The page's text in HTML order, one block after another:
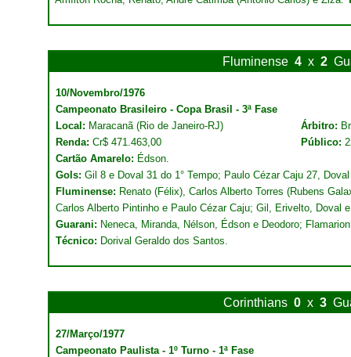
Fluminense 4 x 2
10/Novembro/1976
Campeonato Brasileiro - Copa Brasil - 3ª Fase
Local: Maracanã (Rio de Janeiro-RJ) Árbitro:
Renda: Cr$ 471.463,00 Público:
Cartão Amarelo: Édson.
Gols: Gil 8 e Doval 31 do 1° Tempo; Paulo Cézar Caju 27,
Fluminense: Renato (Félix), Carlos Alberto Torres (Rubens
Carlos Alberto Pintinho e Paulo Cézar Caju; Gil, Erivelto, Doval
Guarani: Neneca, Miranda, Nélson, Édson e Deodoro;
Técnico: Dorival Geraldo dos Santos.
Corinthians 0 x 3
27/Março/1977
Campeonato Paulista - 1º Turno - 1ª Fase